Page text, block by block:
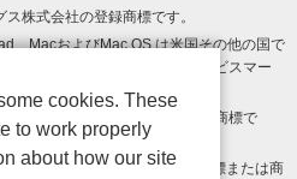
株式会社の登録商標です。
、MacおよびMac OS は米国その他の国で
App Store は Apple Inc. のサービスマー
Play ロゴ は Google LLC の商標で
よびその他の国における登録商標または商
cookies. These
to work properly
about how our site